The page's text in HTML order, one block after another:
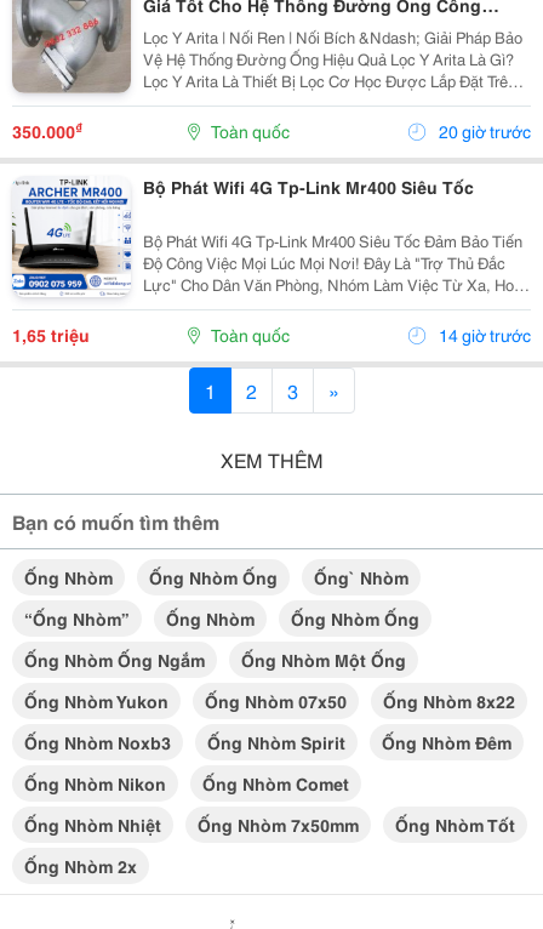
Giá Tốt Cho Hệ Thống Đường Ống Công
Nghiệp Ở Bắc Ninh
Lọc Y Arita | Nối Ren | Nối Bích &Ndash; Giải Pháp Bảo
Vệ Hệ Thống Đường Ống Hiệu Quả Lọc Y Arita Là Gì?
Lọc Y Arita Là Thiết Bị Lọc Cơ Học Được Lắp Đặt Trên
Hệ Thống Đường Ống Nhằm Loại Bỏ Các Tạp Chất Như
Cặn Bẩn, Rỉ Sét, Cát, Mạt Kim Loại Và...
350.000₫ Toàn quốc 20 giờ trước
Bộ Phát Wifi 4G Tp-Link Mr400 Siêu Tốc
Bộ Phát Wifi 4G Tp-Link Mr400 Siêu Tốc Đảm Bảo Tiến
Độ Công Việc Mọi Lúc Mọi Nơi! Đây Là "Trợ Thủ Đắc
Lực" Cho Dân Văn Phòng, Nhóm Làm Việc Từ Xa, Hoặc
Các Sự Kiện Ngoài Trời Cần Internet Tốc Độ Cao. Với
Cổng Lan/Wan Tùy Chọn, Thiết Bị Cung Cấp...
1,65 triệu Toàn quốc 14 giờ trước
1 2 3 »
XEM THÊM
Bạn có muốn tìm thêm
Ống Nhòm Ống Nhòm Ống
Ống` Nhòm
“ống Nhòm”
Ống Nhòm
Ống Nhòm Ống
Ống Nhòm Ống Ngắm
Ống Nhòm Một Ống
Ống Nhòm Yukon
Ống Nhòm 07x50
Ống Nhòm 8x22
Ống Nhòm Noxb3
Ống Nhòm Spirit
Ống Nhòm Đêm
Ống Nhòm Nikon
Ống Nhòm Comet
Ống Nhòm Nhiệt
Ống Nhòm 7x50mm
Ống Nhòm Tốt
Ống Nhòm 2x